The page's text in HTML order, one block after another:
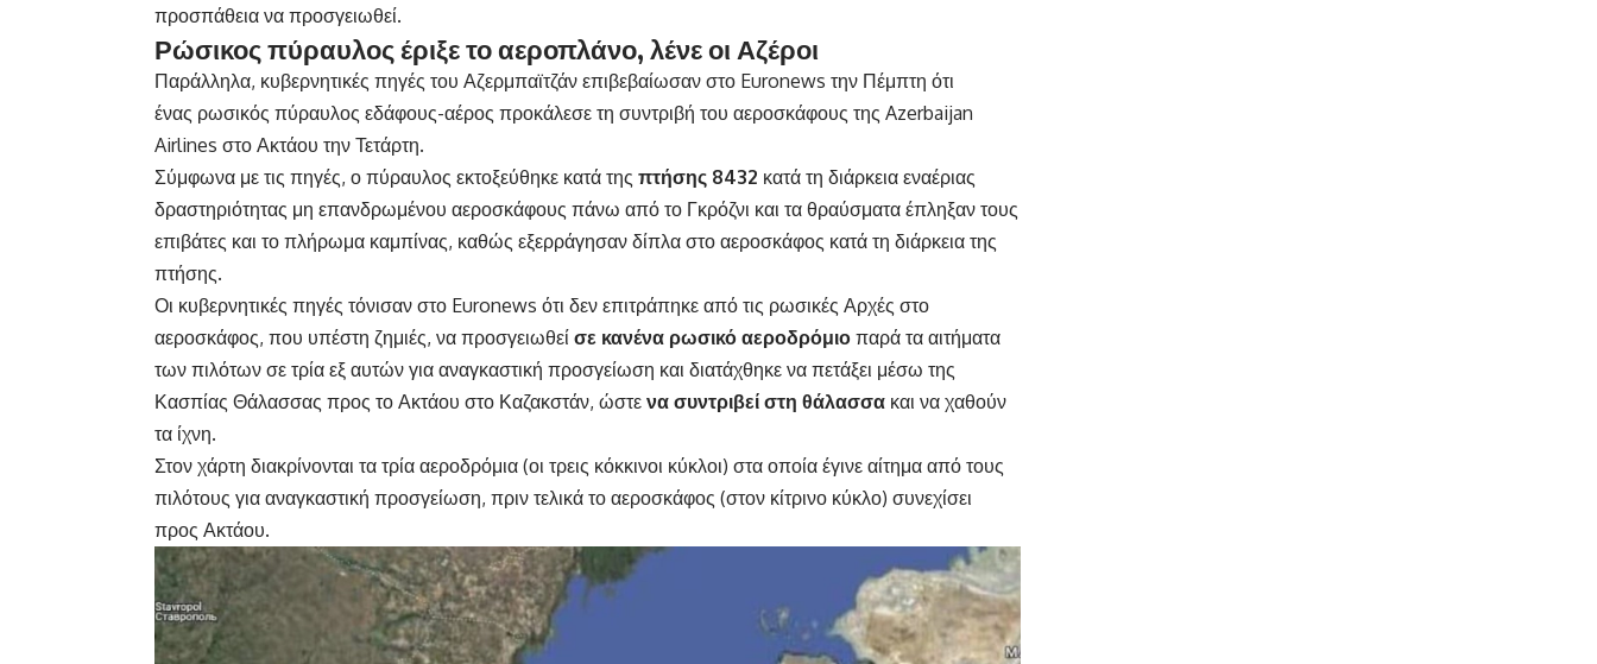
προσπάθεια να προσγειωθεί.
Ρώσικος πύραυλος έριξε το αεροπλάνο, λένε οι Αζέροι
Παράλληλα, κυβερνητικές πηγές του Αζερμπαϊτζάν επιβεβαίωσαν στο Euronews την Πέμπτη ότι
ένας ρωσικός πύραυλος εδάφους-αέρος προκάλεσε τη συντριβή του αεροσκάφους της Azerbaijan
Airlines στο Ακτάου την Τετάρτη.
Σύμφωνα με τις πηγές, ο πύραυλος εκτοξεύθηκε κατά της πτήσης 8432 κατά τη διάρκεια εναέριας
δραστηριότητας μη επανδρωμένου αεροσκάφους πάνω από το Γκρόζνι και τα θραύσματα έπληξαν τους
επιβάτες και το πλήρωμα καμπίνας, καθώς εξερράγησαν δίπλα στο αεροσκάφος κατά τη διάρκεια της
πτήσης.
Οι κυβερνητικές πηγές τόνισαν στο Euronews ότι δεν επιτράπηκε από τις ρωσικές Αρχές στο
αεροσκάφος, που υπέστη ζημιές, να προσγειωθεί σε κανένα ρωσικό αεροδρόμιο παρά τα αιτήματα
των πιλότων σε τρία εξ αυτών για αναγκαστική προσγείωση και διατάχθηκε να πετάξει μέσω της
Κασπίας Θάλασσας προς το Ακτάου στο Καζακστάν, ώστε να συντριβεί στη θάλασσα και να χαθούν
τα ίχνη.
Στον χάρτη διακρίνονται τα τρία αεροδρόμια (οι τρεις κόκκινοι κύκλοι) στα οποία έγινε αίτημα από τους
πιλότους για αναγκαστική προσγείωση, πριν τελικά το αεροσκάφος (στον κίτρινο κύκλο) συνεχίσει
προς Ακτάου.